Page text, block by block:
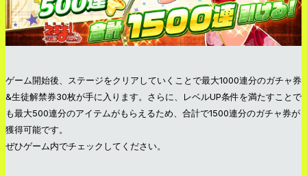
ゲーム開始後、ステージをクリアしていくことで最大1000連分のガチャ券
&生徒解禁券30枚が手に入ります。さらに、レベルUP条件を満たすことで
も最大500連分のアイテムがもらえるため、合計で1500連分のガチャ券が
獲得可能です。
ぜひゲーム内でチェックしてください。